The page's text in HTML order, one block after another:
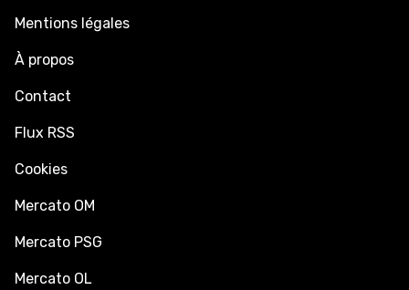
Mentions légales
À propos
Contact
Flux RSS
Cookies
Mercato OM
Mercato PSG
Mercato OL